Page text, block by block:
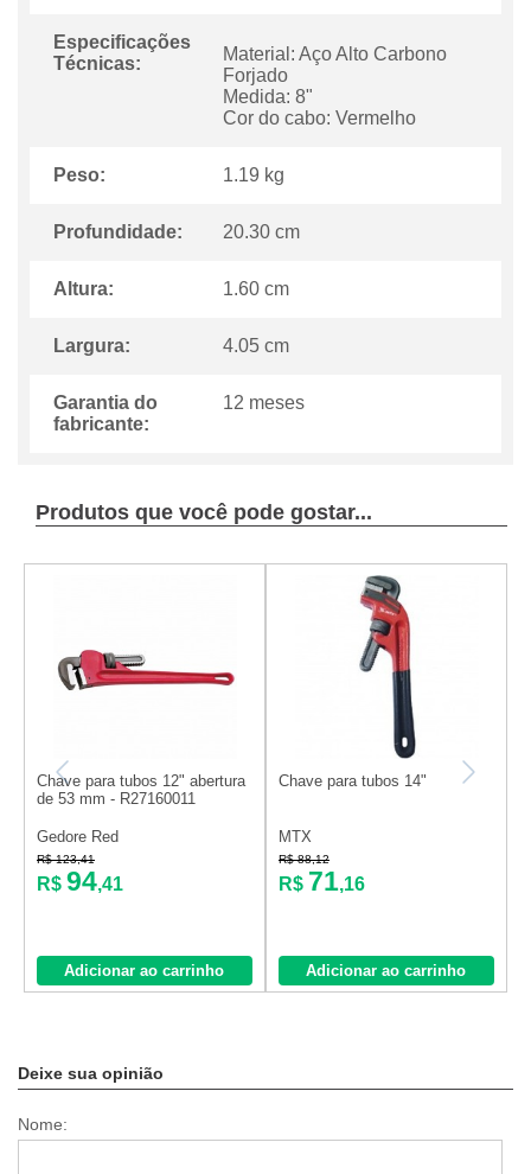
Especificações
Técnicas:
Material: Aço Alto Carbono
Forjado
Medida: 8"
Cor do cabo: Vermelho
Peso: 1.19 kg
Profundidade: 20.30 cm
Altura: 1.60 cm
Largura: 4.05 cm
Garantia do
fabricante:
12 meses
Produtos que você pode gostar...
Chave para tubos 12" abertura
de 53 mm - R27160011
Gedore Red
R$ 123,41
R$ 94,41
Adicionar ao carrinho
Chave para tubos 14"
MTX
R$ 88,12
R$ 71,16
Adicionar ao carrinho
Deixe sua opinião
Nome: